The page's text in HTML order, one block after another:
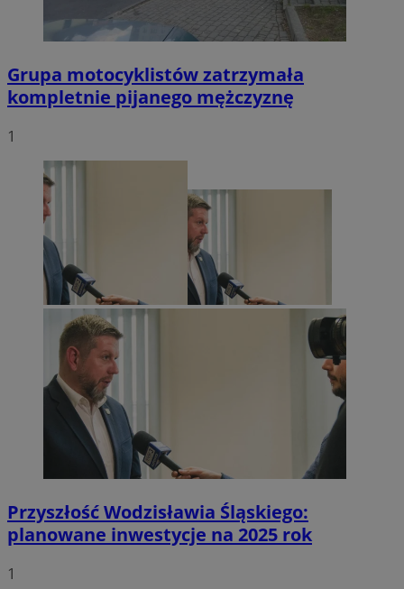
Grupa motocyklistów zatrzymała
kompletnie pijanego mężczyznę
1
Przyszłość Wodzisławia Śląskiego:
planowane inwestycje na 2025 rok
1